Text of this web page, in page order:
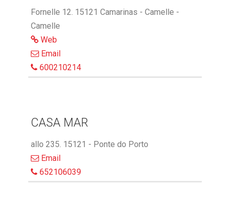
Fornelle 12. 15121 Camarinas - Camelle -
Camelle
Web
Email
600210214
CASA MAR
allo 235. 15121 - Ponte do Porto
Email
652106039